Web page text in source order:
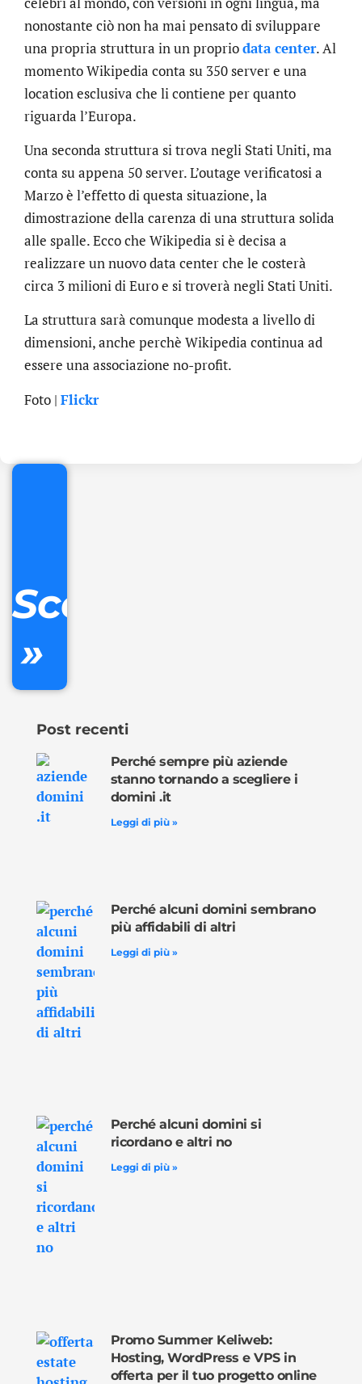
nonostante ciò non ha mai pensato di sviluppare
una propria struttura in un propriodata center. Al
momento Wikipedia conta su 350 server e una
location esclusiva che li contiene per quanto
riguarda l’Europa.
Una seconda struttura si trova negli Stati Uniti, ma
conta su appena 50 server. L’outage verificatosi a
Marzo è l’effetto di questa situazione, la
dimostrazione della carenza di una struttura solida
alle spalle. Ecco che Wikipedia si è decisa a
realizzare un nuovo data center che le costerà
circa 3 milioni di Euro e si troverà negli Stati Uniti.
La struttura sarà comunque modesta a livello di
dimensioni, anche perchè Wikipedia continua ad
essere una associazione no-profit.
Foto | Flickr
Scopri
»
.online
Post recenti
Perché sempre più aziende
stanno tornando a scegliere i
domini .it
Leggi di più »
Perché alcuni domini sembrano
più affidabili di altri
Leggi di più »
Perché alcuni domini si
ricordano e altri no
Leggi di più »
Promo Summer Keliweb:
Hosting, WordPress e VPS in
offerta per il tuo progetto online